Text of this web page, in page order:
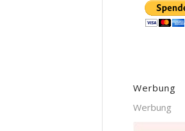
Werbung
Werbung